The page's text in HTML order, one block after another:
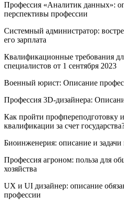
Профессия «Аналитик данных»:
перспективы профессии
Системный администратор:
его зарплата
Квалификационные требования
специалистов от 1 сентября 2023
Военный юрист: Описание
Профессия 3D-дизайнера:
Как пройти профпереподготовку
квалификации за счет
Биоинженерия: описание и задачи
Профессия агроном: польза для
хозяйства
UX и UI дизайнер: описание
профессии